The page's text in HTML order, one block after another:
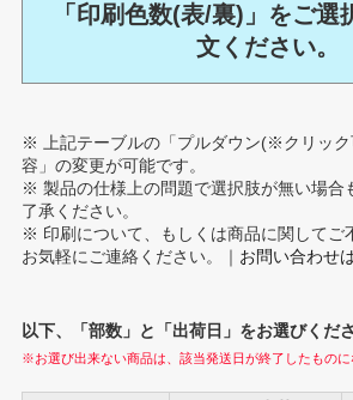
「印刷色数(表/裏)」をご選
文ください。
※ 上記テーブルの「プルダウン(※クリック
容」の変更が可能です。
※ 製品の仕様上の問題で選択肢が無い場合
了承ください。
※ 印刷について、もしくは商品に関してご
お気軽にご連絡ください。｜ お問い合わせ
以下、「部数」と「出荷日」をお選びくださ
※お選び出来ない商品は、該当発送日が終了したものに